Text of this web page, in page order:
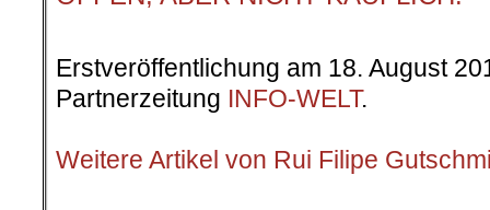
Erstveröffentlichung am 18. August
Partnerzeitung INFO-WELT.
Weitere Artikel von Rui Filipe